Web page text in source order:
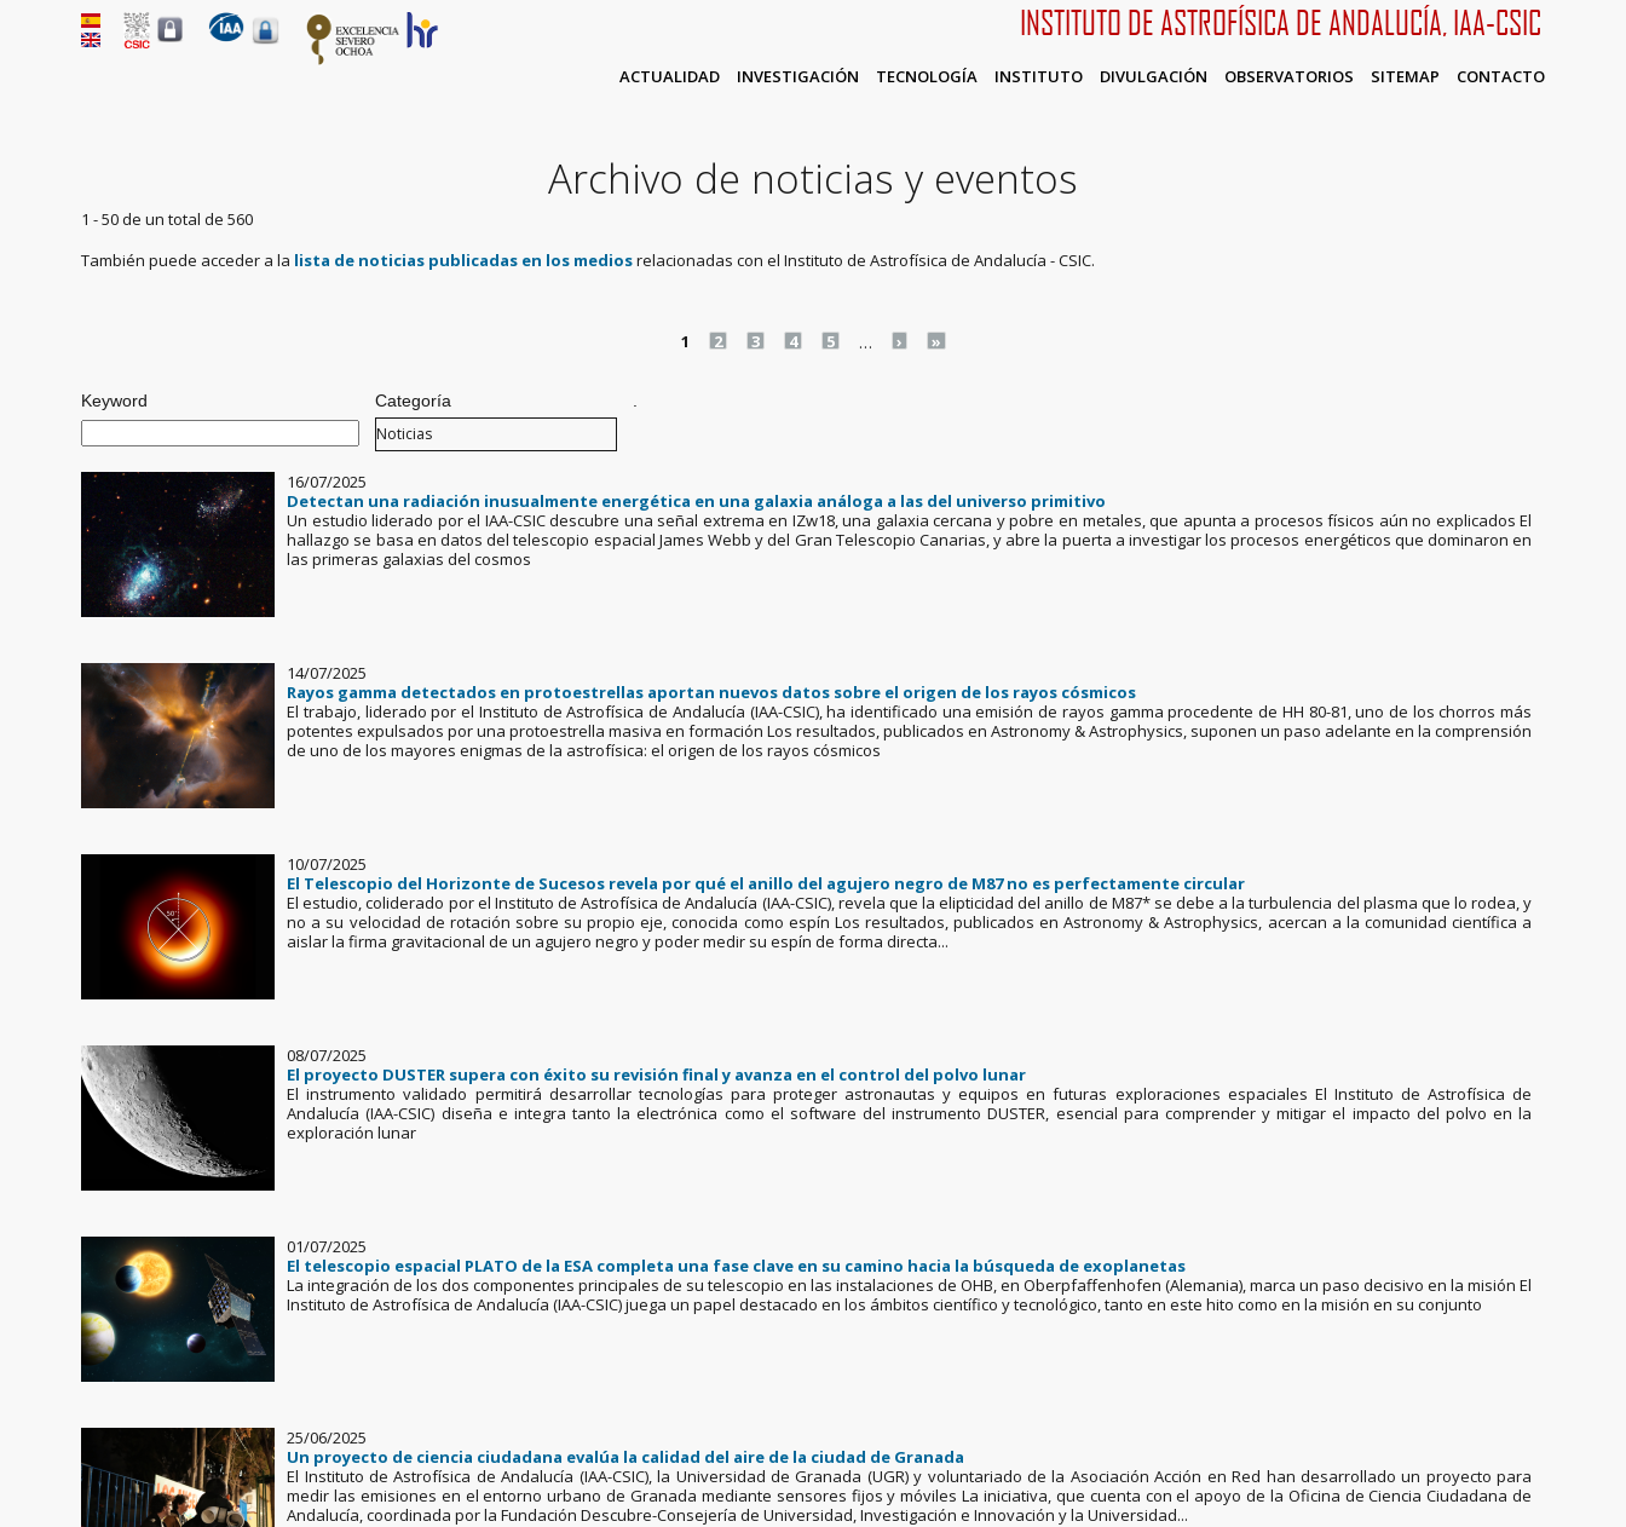
INSTITUTO DE ASTROFÍSICA DE ANDALUCÍA, IAA-CSIC
ACTUALIDAD INVESTIGACIÓN TECNOLOGÍA INSTITUTO DIVULGACIÓN OBSERVATORIOS SITEMAP CONTACTO
Archivo de noticias y eventos
1 - 50 de un total de 560
También puede acceder a la lista de noticias publicadas en los mediosrelacionadas con el Instituto de Astrofísica de Andalucía - CSIC.
1 2 3 4 5 … › »
Keyword Categoría .
16/07/2025
Detectan una radiación inusualmente energética en una galaxia análoga a las del universo primitivo
Un estudio liderado por el IAA-CSIC descubre una señal extrema en IZw18, una galaxia cercana y pobre en metales, que apunta a procesos físicos aún no explicados El
hallazgo se basa en datos del telescopio espacial James Webb y del Gran Telescopio Canarias, y abre la puerta a investigar los procesos energéticos que dominaron en
las primeras galaxias del cosmos
14/07/2025
Rayos gamma detectados en protoestrellas aportan nuevos datos sobre el origen de los rayos cósmicos
El trabajo, liderado por el Instituto de Astrofísica de Andalucía (IAA-CSIC), ha identificado una emisión de rayos gamma procedente de HH 80-81, uno de los chorros más
potentes expulsados por una protoestrella masiva en formación Los resultados, publicados en Astronomy & Astrophysics, suponen un paso adelante en la comprensión
de uno de los mayores enigmas de la astrofísica: el origen de los rayos cósmicos
10/07/2025
El Telescopio del Horizonte de Sucesos revela por qué el anillo del agujero negro de M87 no es perfectamente circular
El estudio, coliderado por el Instituto de Astrofísica de Andalucía (IAA-CSIC), revela que la elipticidad del anillo de M87* se debe a la turbulencia del plasma que lo rodea, y
no a su velocidad de rotación sobre su propio eje, conocida como espín Los resultados, publicados en Astronomy & Astrophysics, acercan a la comunidad científica a
aislar la firma gravitacional de un agujero negro y poder medir su espín de forma directa...
08/07/2025
El proyecto DUSTER supera con éxito su revisión final y avanza en el control del polvo lunar
El instrumento validado permitirá desarrollar tecnologías para proteger astronautas y equipos en futuras exploraciones espaciales El Instituto de Astrofísica de
Andalucía (IAA-CSIC) diseña e integra tanto la electrónica como el software del instrumento DUSTER, esencial para comprender y mitigar el impacto del polvo en la
exploración lunar
01/07/2025
El telescopio espacial PLATO de la ESA completa una fase clave en su camino hacia la búsqueda de exoplanetas
La integración de los dos componentes principales de su telescopio en las instalaciones de OHB, en Oberpfaffenhofen (Alemania), marca un paso decisivo en la misión El
Instituto de Astrofísica de Andalucía (IAA-CSIC) juega un papel destacado en los ámbitos científico y tecnológico, tanto en este hito como en la misión en su conjunto
25/06/2025
Un proyecto de ciencia ciudadana evalúa la calidad del aire de la ciudad de Granada
El Instituto de Astrofísica de Andalucía (IAA-CSIC), la Universidad de Granada (UGR) y voluntariado de la Asociación Acción en Red han desarrollado un proyecto para
medir las emisiones en el entorno urbano de Granada mediante sensores fijos y móviles La iniciativa, que cuenta con el apoyo de la Oficina de Ciencia Ciudadana de
Andalucía, coordinada por la Fundación Descubre-Consejería de Universidad, Investigación e Innovación y la Universidad...